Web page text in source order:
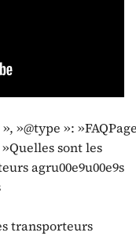
»@type »:
sont les
agru00e9u00e9s
transporteurs